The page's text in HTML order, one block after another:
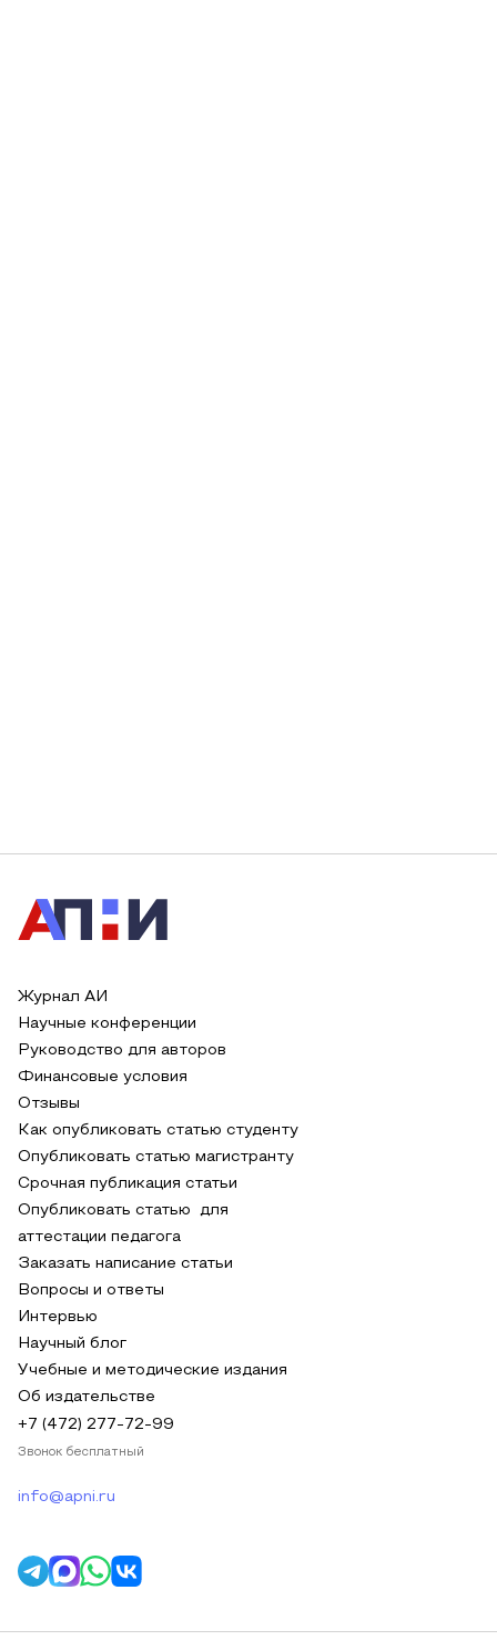
Журнал АИ
Научные конференции
Руководство для авторов
Финансовые условия
Отзывы
Как опубликовать статью студенту
Опубликовать статью магистранту
Срочная публикация статьи
Опубликовать статью для
аттестации педагога
Заказать написание статьи
Вопросы и ответы
Интервью
Научный блог
Учебные и методические издания
Об издательстве
+7 (472) 277-72-99
Звонок бесплатный
info@apni.ru